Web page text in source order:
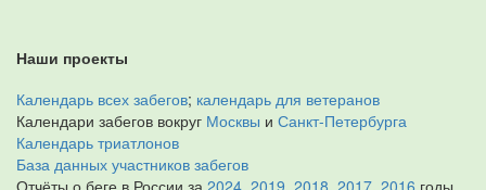
Наши проекты
Календарь всех забегов; календарь для ветеранов
Календари забегов вокруг Москвы и Санкт-Петербурга
Календарь триатлонов
База данных участников забегов
Отчёты о беге в России за 2024, 2019, 2018, 2017, 2016 годы